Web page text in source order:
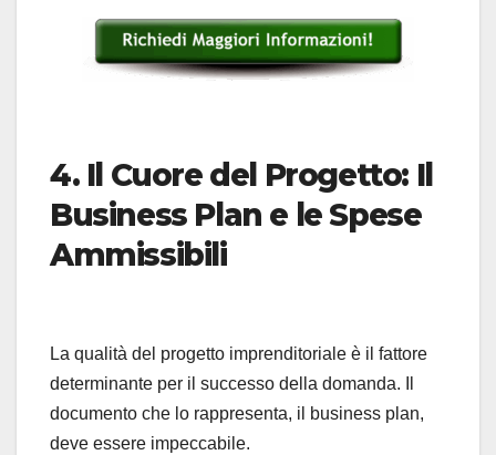
4. Il Cuore del Progetto: Il
Business Plan e le Spese
Ammissibili
La qualità del progetto imprenditoriale è il fattore
determinante per il successo della domanda. Il
documento che lo rappresenta, il business plan,
deve essere impeccabile.